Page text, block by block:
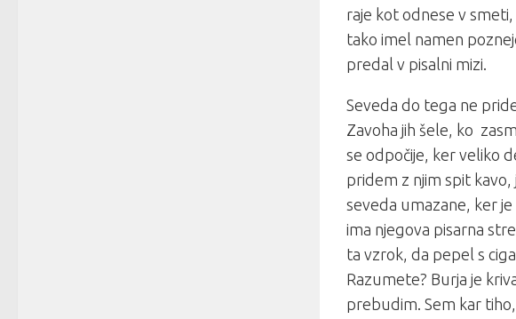
raje kot odnese v
tako imel namen
predal v pisalni mizi.
Seveda do tega ne
Zavoha jih šele, ko
se odpočije, ker veliko
pridem z njim spit
seveda umazane, ker
ima njegova pisarna
ta vzrok, da pepel s
Razumete? Burja je
prebudim. Sem kar